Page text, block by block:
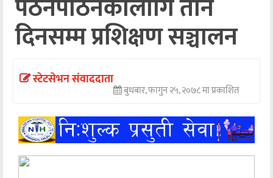
खेलकुद
मनोरञ्जन
पठनपाठनकालागि तीन
दिनसम्म प्रशिक्षण सञ्चालन
स्टेटसेभन संवाददाता
बुधबार, फागुन २५, २०७८ मा प्रकाशित